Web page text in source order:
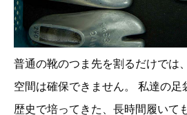
普通の靴のつま先を割るだけでは
空間は確保できません。 私達の
歴史で培ってきた、長時間履いて